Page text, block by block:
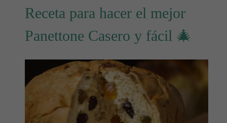
Receta para hacer el mejor
Panettone Casero y fácil 🎄